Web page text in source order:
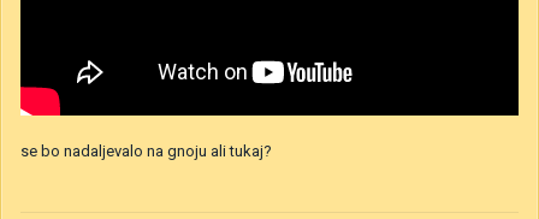
se bo nadaljevalo na gnoju ali tukaj?